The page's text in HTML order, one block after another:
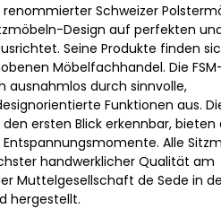
renommierter Schweizer
Design auf perfekten
Seine Produkte finden
Möbelfachhandel. Die
ausnahmlos durch sinnvolle,
Funktionen aus.
ersten Blick erkennbar, bieten
Alle
handwerklicher Qualität am
Muttelgesellschaft de Sede in
hergestellt.